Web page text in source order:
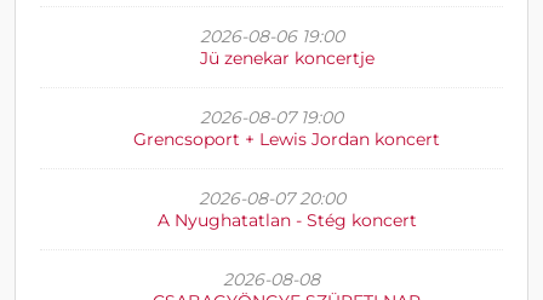
2026-08-06 19:00
Jü zenekar koncertje
2026-08-07 19:00
Grencsoport + Lewis Jordan koncert
2026-08-07 20:00
A Nyughatatlan - Stég koncert
2026-08-08